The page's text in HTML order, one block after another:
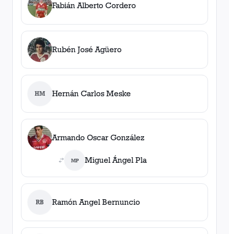
Fabián Alberto Cordero
Rubén José Agüero
HM Hernán Carlos Meske
Armando Oscar González
MP Miguel Ángel Pla
RB Ramón Angel Bernuncio